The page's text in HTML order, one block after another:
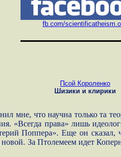
fb.com/
Псой Короленко
Шизики и клирики
мне, что научна только та
«Всегда права» лишь
Поппера». Еще он сказал,
новой. За Птолемеем идет